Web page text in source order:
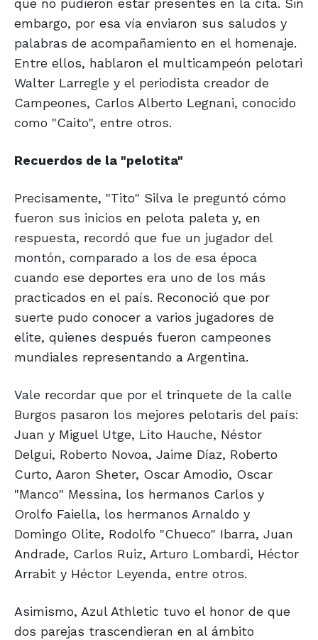
que no pudieron estar presentes en la cita. Sin
embargo, por esa vía enviaron sus saludos y
palabras de acompañamiento en el homenaje.
Entre ellos, hablaron el multicampeón pelotari
Walter Larregle y el periodista creador de
Campeones, Carlos Alberto Legnani, conocido
como "Caito", entre otros.
Recuerdos de la "pelotita"
Precisamente, "Tito" Silva le preguntó cómo
fueron sus inicios en pelota paleta y, en
respuesta, recordó que fue un jugador del
montón, comparado a los de esa época
cuando ese deportes era uno de los más
practicados en el país. Reconoció que por
suerte pudo conocer a varios jugadores de
elite, quienes después fueron campeones
mundiales representando a Argentina.
Vale recordar que por el trinquete de la calle
Burgos pasaron los mejores pelotaris del país:
Juan y Miguel Utge, Lito Hauche, Néstor
Delgui, Roberto Novoa, Jaime Díaz, Roberto
Curto, Aaron Sheter, Oscar Amodio, Oscar
"Manco" Messina, los hermanos Carlos y
Orolfo Faiella, los hermanos Arnaldo y
Domingo Olite, Rodolfo "Chueco" Ibarra, Juan
Andrade, Carlos Ruiz, Arturo Lombardi, Héctor
Arrabit y Héctor Leyenda, entre otros.
Asimismo, Azul Athletic tuvo el honor de que
dos parejas trascendieran en al ámbito